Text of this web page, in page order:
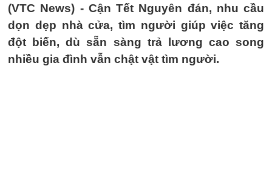
(VTC News) - Cận Tết Nguyên đán, nhu cầu
dọn dẹp nhà cửa, tìm người giúp việc tăng
đột biến, dù sẵn sàng trả lương cao song
nhiều gia đình vẫn chật vật tìm người.